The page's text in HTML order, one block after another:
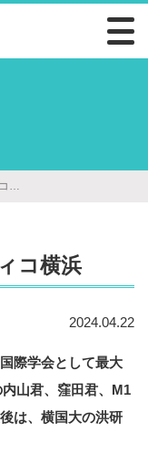
ALPS2024@パシフィコ横浜
コ横浜
2024.04.22
際学会として最大
山君、窪田君、M1
は、横国大の洪研